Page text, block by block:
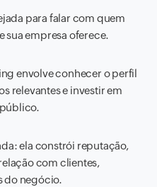
para falar com quem
sua empresa oferece.
envolve conhecer o perfil
relevantes e investir em
ela constrói reputação,
com clientes,
do negócio.